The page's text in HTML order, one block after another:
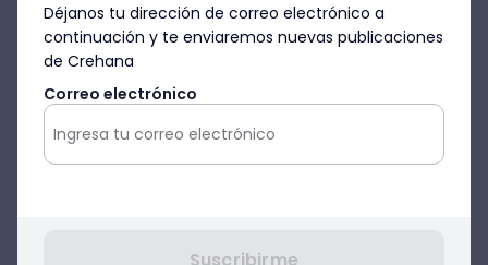
Fsymbols
LingoJam
Déjanos tu dirección de correo electrónico a
continuación y te enviaremos nuevas publicaciones
de Crehana
Correo electrónico
Suscribirme